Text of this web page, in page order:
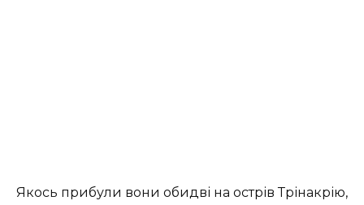
Якось прибули вони обидві на острів Трінакрію,